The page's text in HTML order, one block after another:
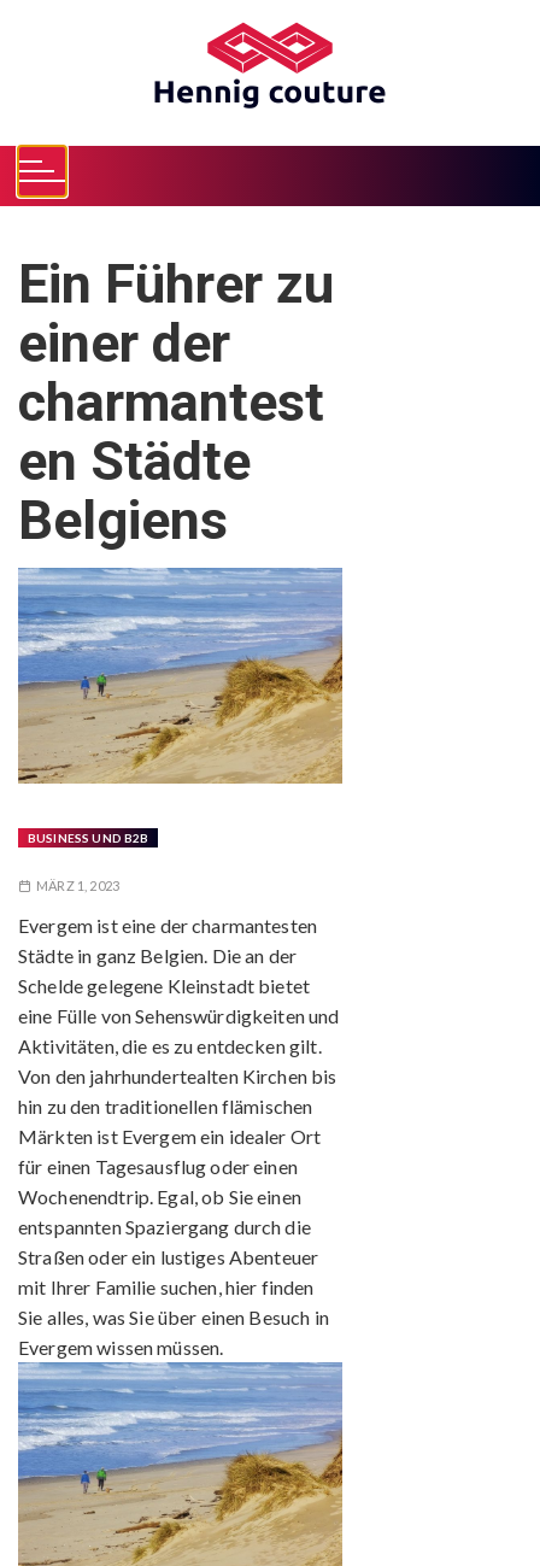
Ein Führer zu
einer der
charmantest
en Städte
Belgiens
BUSINESS UND B2B
MÄRZ 1, 2023
Evergem ist eine der charmantesten
Städte in ganz Belgien. Die an der
Schelde gelegene Kleinstadt bietet
eine Fülle von Sehenswürdigkeiten und
Aktivitäten, die es zu entdecken gilt.
Von den jahrhundertealten Kirchen bis
hin zu den traditionellen flämischen
Märkten ist Evergem ein idealer Ort
für einen Tagesausflug oder einen
Wochenendtrip. Egal, ob Sie einen
entspannten Spaziergang durch die
Straßen oder ein lustiges Abenteuer
mit Ihrer Familie suchen, hier finden
Sie alles, was Sie über einen Besuch in
Evergem wissen müssen.